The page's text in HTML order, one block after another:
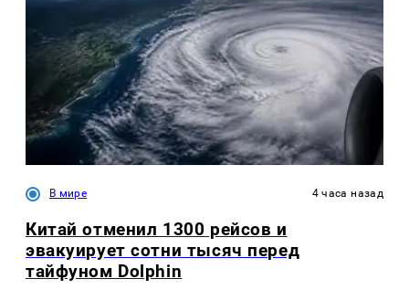
В мире 4 часа назад
Китай отменил 1300 рейсов и
эвакуирует сотни тысяч перед
тайфуном Dolphin